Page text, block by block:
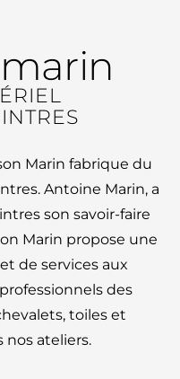
Marin fabrique du
Antoine Marin, a
son savoir-faire
Marin propose une
de services aux
des
toiles et
nos ateliers.